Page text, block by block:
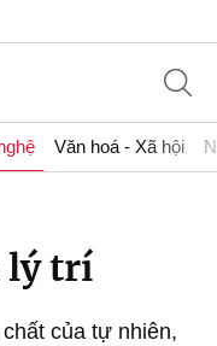
Văn hoá - Xã hội
lý trí
của tự nhiên,